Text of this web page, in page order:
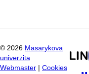
© 2026 Masarykova
univerzita
Webmaster
Cookies